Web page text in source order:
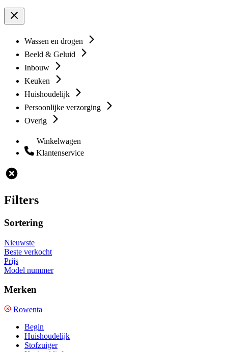
Wassen en drogen
Beeld & Geluid
Inbouw
Keuken
Huishoudelijk
Persoonlijke verzorging
Overig
Winkelwagen
Klantenservice
Filters
Sortering
Nieuwste
Beste verkocht
Prijs
Model nummer
Merken
Rowenta
Begin
Huishoudelijk
Stofzuiger